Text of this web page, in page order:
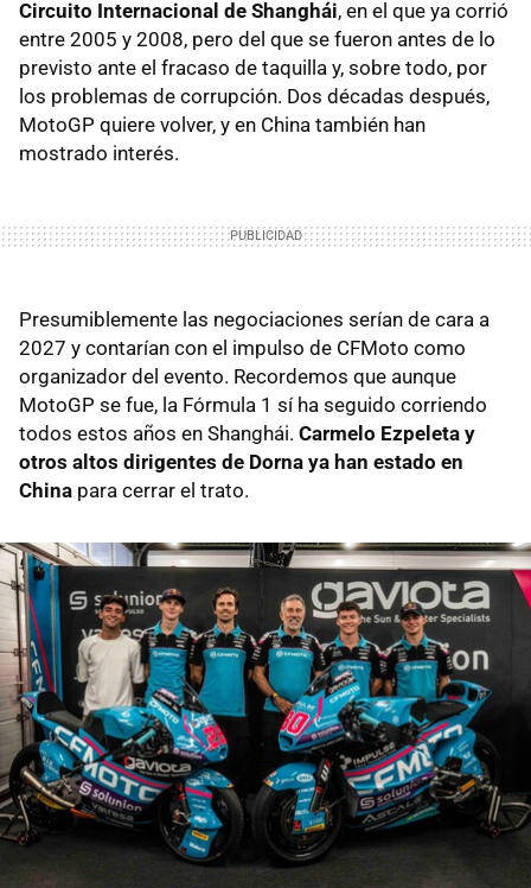
Circuito Internacional de Shanghái, en el que ya corrió
entre 2005 y 2008, pero del que se fueron antes de lo
previsto ante el fracaso de taquilla y, sobre todo, por
los problemas de corrupción. Dos décadas después,
MotoGP quiere volver, y en China también han
mostrado interés.
Presumiblemente las negociaciones serían de cara a
2027 y contarían con el impulso de CFMoto como
organizador del evento. Recordemos que aunque
MotoGP se fue, la Fórmula 1 sí ha seguido corriendo
todos estos años en Shanghái. Carmelo Ezpeleta y
otros altos dirigentes de Dorna ya han estado en
China para cerrar el trato.